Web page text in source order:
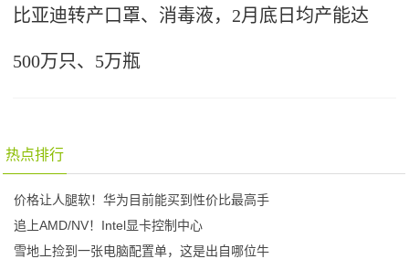
比亚迪转产口罩、消毒液，2月底日均产能达
500万只、5万瓶
热点排行
价格让人腿软！华为目前能买到性价比最高手
追上AMD/NV！Intel显卡控制中心
雪地上捡到一张电脑配置单，这是出自哪位牛